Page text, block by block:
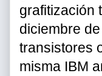
grafitización
diciembre
transistores
misma IBM